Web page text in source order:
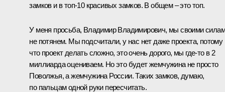
замков и в топ-10 красивых замков. В общем – это топ.
У меня просьба, Владимир Владимирович, мы своими
не потянем. Мы подсчитали, у нас нет даже проекта, потому
что проект делать сложно, это очень дорого, мы где-то в 2
миллиарда оцениваем. Но это будет жемчужина не просто
Поволжья, а жемчужина России. Таких замков, думаю,
по пальцам одной руки пересчитать.